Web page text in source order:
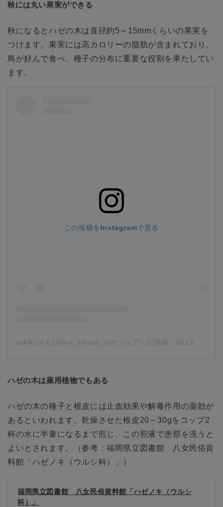
秋には丸い果実ができる
秋になるとハゼの木は直径約5～15mmくらいの果実を
つけます。果実には高カロリーの脂肪が含まれており、
鳥が好んで食べ、種子の分布に重要な役割を果たしてい
ます。
この投稿をInstagramで見る
sakikoさん(@ma_jokosa_n)がシェアした投稿 - 2019年 6月月23日午前1時31分PDT
ハゼの木は薬用植物でもある
ハゼの木の種子と根皮には止血効果や解毒作用の薬効が
あるといわれます。乾燥させた根皮20～30gをコップ2
杯の水に半量になるまで煎じ、この煎液で患部を洗うと
よいとされます。（参考：福岡県立図書館 八女民俗資
料館「ハゼノキ（ウルシ科）」）
福岡県立図書館 八女民俗資料館「ハゼノキ（ウルシ
科）」